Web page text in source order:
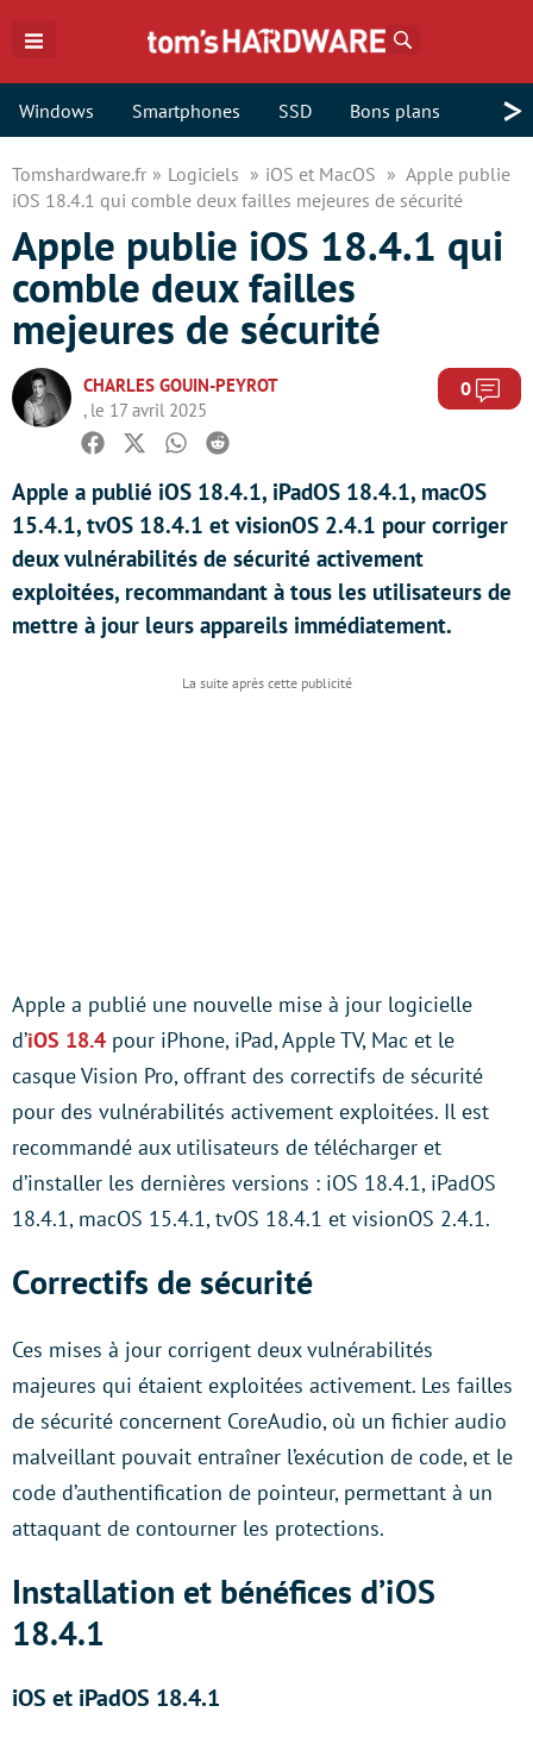
Windows Smartphones SSD Bons plans >
Tomshardware.fr Logiciels iOS et MacOS
Apple publie
iOS 18.4.1 qui comble deux failles mejeures de sécurité
Apple publie iOS 18.4.1 qui
comble deux failles
mejeures de sécurité
CHARLES GOUIN-PEYROT
, le 17 avril 2025
0
Facebook
TwitterWhatsapp
Reddit
Apple a publié iOS 18.4.1, iPadOS 18.4.1, macOS
15.4.1, tvOS 18.4.1 et visionOS 2.4.1 pour corriger
deux vulnérabilités de sécurité activement
exploitées, recommandant à tous les utilisateurs de
mettre à jour leurs appareils immédiatement.
Apple a publié une nouvelle mise à jour logicielle
d’iOS 18.4 pour iPhone, iPad, Apple TV, Mac et le
casque Vision Pro, offrant des correctifs de sécurité
pour des vulnérabilités activement exploitées. Il est
recommandé aux utilisateurs de télécharger et
d’installer les dernières versions : iOS 18.4.1, iPadOS
18.4.1, macOS 15.4.1, tvOS 18.4.1 et visionOS 2.4.1.
Correctifs de sécurité
Ces mises à jour corrigent deux vulnérabilités
majeures qui étaient exploitées activement. Les failles
de sécurité concernent CoreAudio, où un fichier audio
malveillant pouvait entraîner l’exécution de code, et le
code d’authentification de pointeur, permettant à un
attaquant de contourner les protections.
Installation et bénéfices d’iOS
18.4.1
iOS et iPadOS 18.4.1